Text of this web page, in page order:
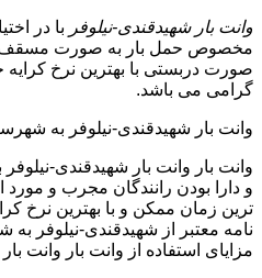
وانت بار شهیدقندی-نیلوفر با در
مخصوص حمل بار به صورت مسقف و
صورت دربستی با بهترین نرخ
گرامی می باشد.
وانت بار شهیدقندی-نیلوفر به
وانت بار وانت بار شهیدقندی-
و دارا بودن رانندگان مجرب و مورد
ترین زمان ممکن و با بهترین نرخ
نامه معتبر از شهیدقندی-نیلوفر
مزایای استفاده از وانت بار وانت